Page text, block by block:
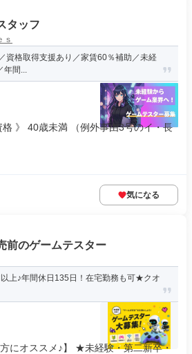
タッフ
ｓ
資格取得支援あり／家賃60％補助／未経
年間...
》 40歳未満 （例外事由3号のイ・長
気になる
前のゲームテスター
上♪年間休日135日！在宅勤務も可★クオ
にオススメ♪】 ★未経験・第二新卒・